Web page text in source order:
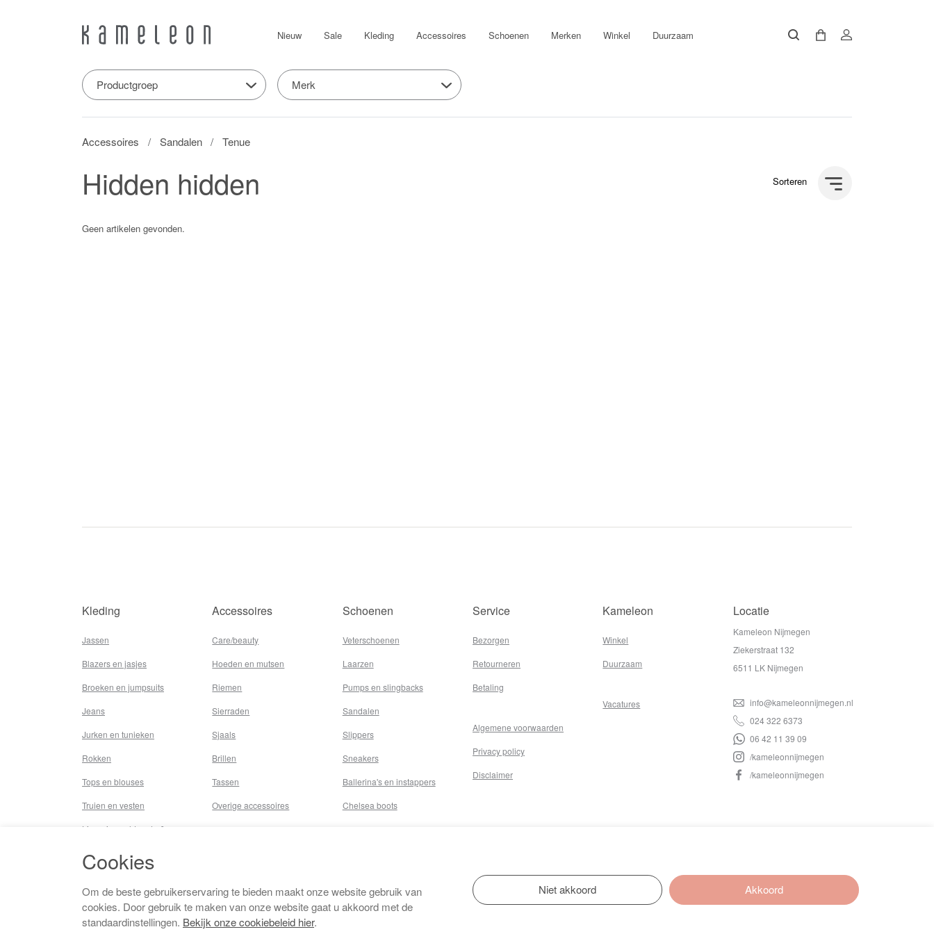
Nieuw Sale Kleding Accessoires Schoenen Merken Winkel Duurzaam
Productgroep Merk
Accessoires Sandalen Tenue
Hidden hidden Sorteren
Geen artikelen gevonden.
Kleding
Jassen
Blazers en jasjes
Broeken en jumpsuits
Jeans
Jurken en tunieken
Rokken
Tops en blouses
Truien en vesten
Lingerie,nachtmode &
Badkleding
Beenmode
Vermaakkosten
Accessoires
Care/beauty
Hoeden en mutsen
Riemen
Sierraden
Sjaals
Brillen
Tassen
Overige accessoires
Schoenen
Veterschoenen
Laarzen
Pumps en slingbacks
Sandalen
Slippers
Sneakers
Ballerina's en instappers
Chelsea boots
Service
Bezorgen
Retourneren
Betaling
Algemene voorwaarden
Privacy policy
Disclaimer
Kameleon
Winkel
Duurzaam
Vacatures
Locatie
Kameleon Nijmegen
Ziekerstraat 132
6511 LK Nijmegen
info@kameleonnijmegen.nl
024 322 6373
06 42 11 39 09
/kameleonnijmegen
/kameleonnijmegen
Cookies
Om de beste gebruikerservaring te bieden maakt onze website gebruik van
cookies. Door gebruik te maken van onze website gaat u akkoord met de
standaardinstellingen. Bekijk onze cookiebeleid hier.